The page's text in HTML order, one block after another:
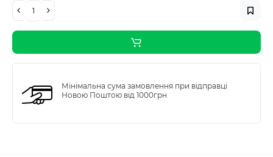
Мінімальна сума замовлення при відправці
Новою Поштою від 1000грн